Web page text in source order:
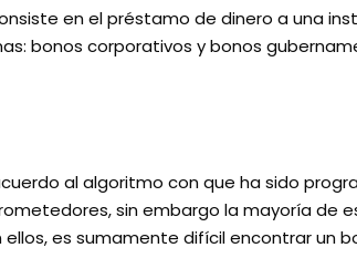
en el préstamo de dinero a una
bonos corporativos y bonos
al algoritmo con que ha sido
sin embargo la mayoría de
es sumamente difícil encontrar un